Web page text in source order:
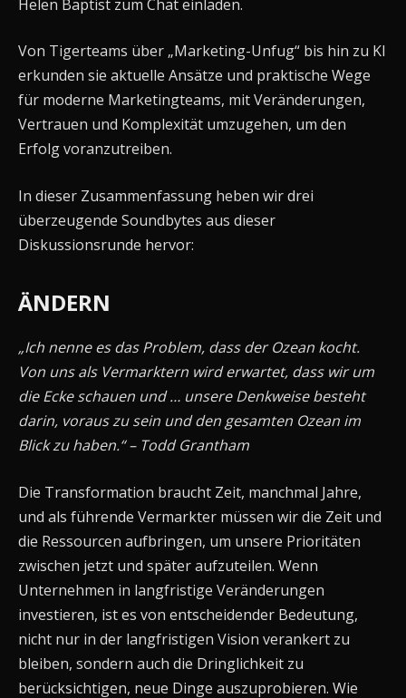
Helen Baptist zum Chat einladen.
Von Tigerteams über „Marketing-Unfug“ bis hin zu KI
erkunden sie aktuelle Ansätze und praktische Wege
für moderne Marketingteams, mit Veränderungen,
Vertrauen und Komplexität umzugehen, um den
Erfolg voranzutreiben.
In dieser Zusammenfassung heben wir drei
überzeugende Soundbytes aus dieser
Diskussionsrunde hervor:
ÄNDERN
„Ich nenne es das Problem, dass der Ozean kocht.
Von uns als Vermarktern wird erwartet, dass wir um
die Ecke schauen und … unsere Denkweise besteht
darin, voraus zu sein und den gesamten Ozean im
Blick zu haben.“ – Todd Grantham
Die Transformation braucht Zeit, manchmal Jahre,
und als führende Vermarkter müssen wir die Zeit und
die Ressourcen aufbringen, um unsere Prioritäten
zwischen jetzt und später aufzuteilen. Wenn
Unternehmen in langfristige Veränderungen
investieren, ist es von entscheidender Bedeutung,
nicht nur in der langfristigen Vision verankert zu
bleiben, sondern auch die Dringlichkeit zu
berücksichtigen, neue Dinge auszuprobieren. Wie